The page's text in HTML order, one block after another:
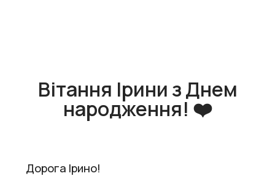
Вітання Ірини з Днем
народження! ❤️
Дорога Ірино!